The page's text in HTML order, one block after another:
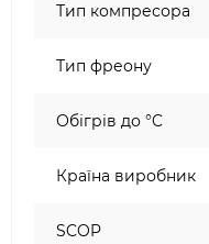
Тип компресора
Тип фреону
Обігрів до °C
Країна виробник
SCOP